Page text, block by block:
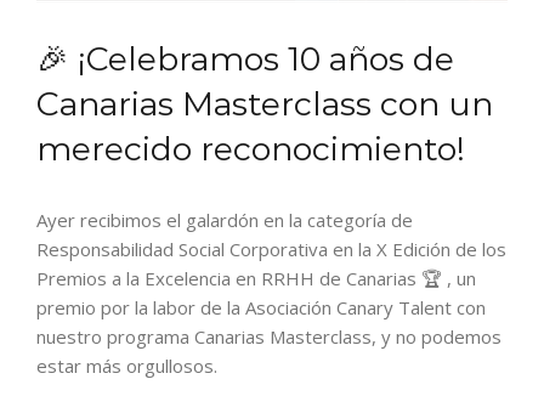
🎉 ¡Celebramos 10 años de
Canarias Masterclass con un
merecido reconocimiento!
Ayer recibimos el galardón en la categoría de
Responsabilidad Social Corporativa en la X Edición de los
Premios a la Excelencia en RRHH de Canarias 🏆 , un
premio por la labor de la Asociación Canary Talent con
nuestro programa Canarias Masterclass, y no podemos
estar más orgullosos.